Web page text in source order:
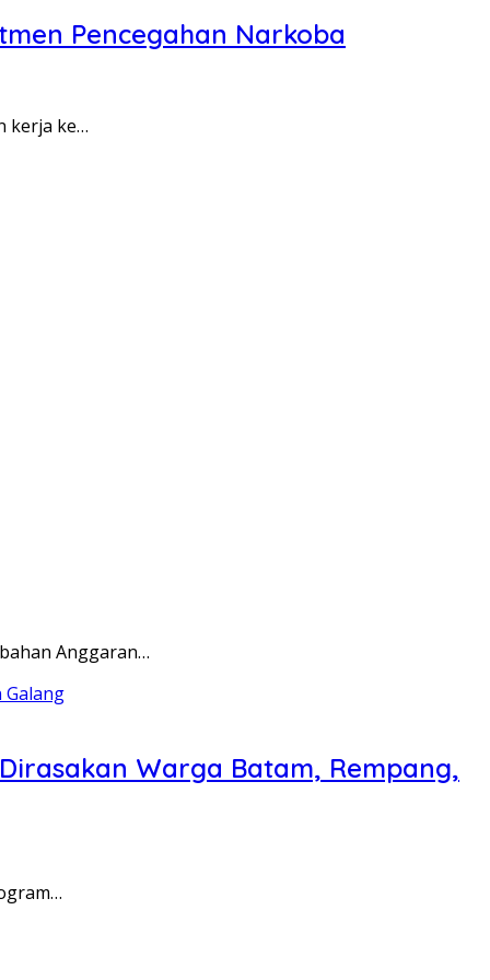
Pencegahan Narkoba
kerja ke…
Anggaran…
Warga Batam, Rempang,